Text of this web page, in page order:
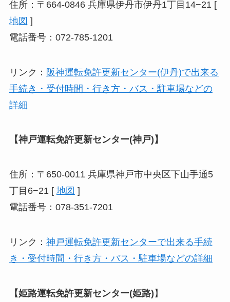
住所：〒664-0846 兵庫県伊丹市伊丹1丁目14−21 [
地図 ]
電話番号：072-785-1201
リンク： 阪神運転免許更新センター(伊丹)で出来る
手続き・受付時間・行き方・バス・駐車場などの
詳細
【神戸運転免許更新センター(神戸)】
住所：〒650-0011 兵庫県神戸市中央区下山手通5
丁目6−21 [ 地図 ]
電話番号：078-351-7201
リンク： 神戸運転免許更新センターで出来る手続
き・受付時間・行き方・バス・駐車場などの詳細
【姫路運転免許更新センター(姫路) 】